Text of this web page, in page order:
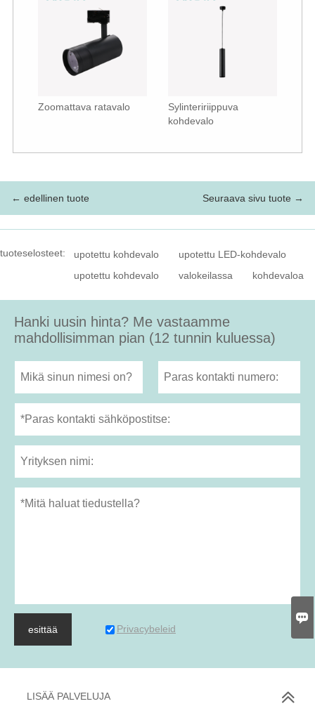
Zoomattava ratavalo
Sylinteririippuva
kohdevalo
← edellinen tuote Seuraava sivu tuote →
tuoteselosteet: upotettu kohdevalo
upotettu LED-kohdevalo
upotettu kohdevalo
valokeilassa kohdevaloa
Hanki uusin hinta? Me vastaamme
mahdollisimman pian (12 tunnin kuluessa)
esittää Privacybeleid
LISÄÄ PALVELUJA
